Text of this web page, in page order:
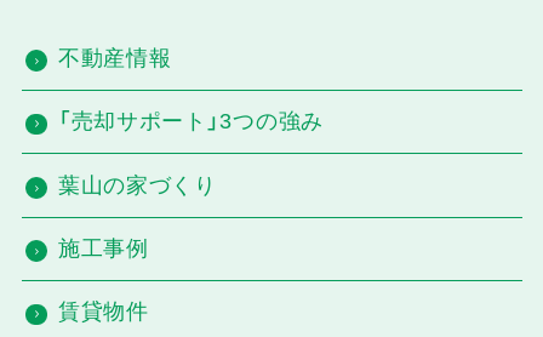
不動産情報
「売却サポート」3つの強み
葉山の家づくり
施工事例
賃貸物件